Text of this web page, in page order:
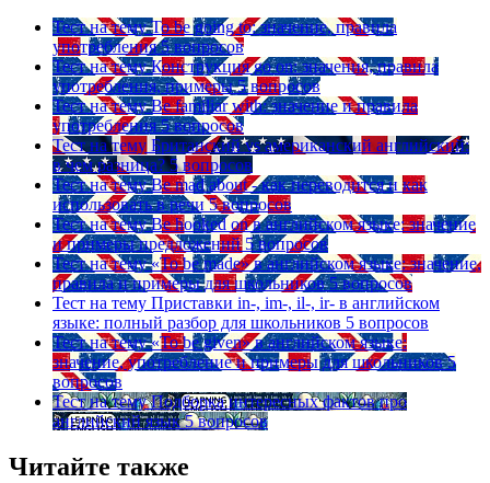
Тест на тему To be going to: значение, правила
употребления 5 вопросов
Тест на тему Конструкция go on: значения, правила
употребления, примеры 5 вопросов
Тест на тему Be familiar with: значение и правила
употребления 5 вопросов
Тест на тему Британский vs американский английский:
в чем разница? 5 вопросов
Тест на тему Be mad about - как переводится и как
использовать в речи 5 вопросов
Тест на тему Be hooked on в английском языке: значение
и примеры предложений 5 вопросов
Тест на тему «To be made» в английском языке: значение,
правила и примеры для школьников 5 вопросов
Тест на тему Приставки in-, im-, il-, ir- в английском
языке: полный разбор для школьников 5 вопросов
Тест на тему «To be given» в английском языке:
значение, употребление и примеры для школьников 5
вопросов
Тест на тему Подборка интересных фактов про
английский язык 5 вопросов
Читайте также